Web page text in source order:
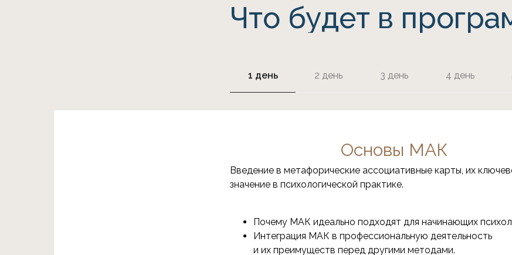
Что будет в
1 день 2 день 3 день 4 день
Основы МАК
Введение в метафорические ассоциативные карты, их
значение в психологической практике.
Почему МАК идеально подходят для начинающих
Интеграция МАК в профессиональную деятельность
и их преимуществ перед другими методами.